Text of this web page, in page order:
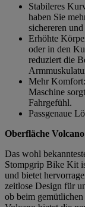
Stabileres
haben Sie
sichereren
Erhöhte
oder in den
reduziert die
Mehr
Maschine
Fahrgefühl.
Passgenaue
Oberfläche Volcano
Das wohl
Stompgrip Bike Kit
und bietet
zeitlose Design für
ob beim